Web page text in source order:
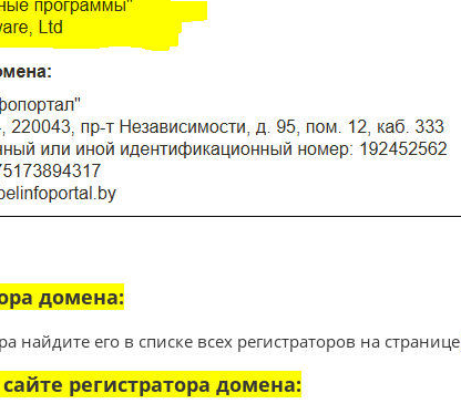
домена:
найдите его в списке всех регистраторов на странице
регистратора домена: